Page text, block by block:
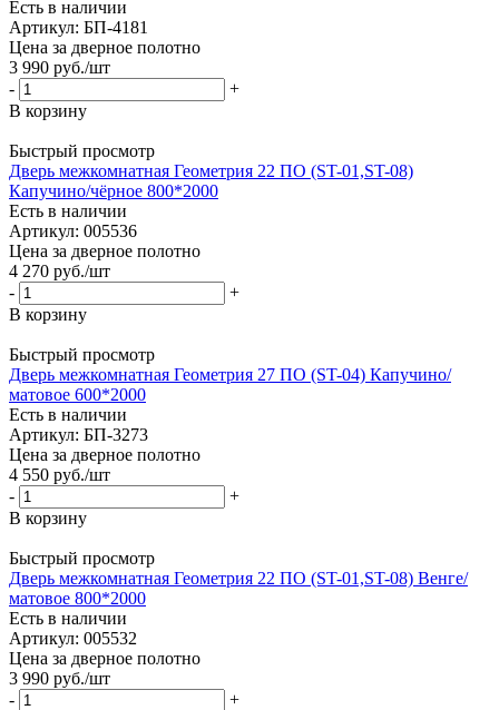
Есть в наличии
Артикул: БП-4181
Цена за дверное полотно
3 990 руб./шт
-
+
В корзину
Быстрый просмотр
Дверь межкомнатная Геометрия 22 ПО (ST-01,ST-08)
Капучино/чёрное 800*2000
Есть в наличии
Артикул: 005536
Цена за дверное полотно
4 270 руб./шт
-
+
В корзину
Быстрый просмотр
Дверь межкомнатная Геометрия 27 ПО (ST-04) Капучино/
матовое 600*2000
Есть в наличии
Артикул: БП-3273
Цена за дверное полотно
4 550 руб./шт
-
+
В корзину
Быстрый просмотр
Дверь межкомнатная Геометрия 22 ПО (ST-01,ST-08) Венге/
матовое 800*2000
Есть в наличии
Артикул: 005532
Цена за дверное полотно
3 990 руб./шт
-
+